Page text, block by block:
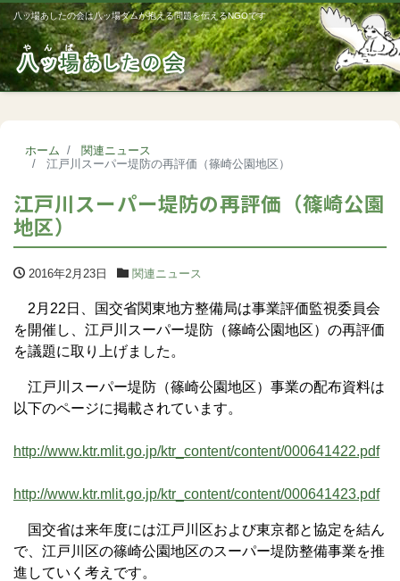
八ッ場あしたの会は八ッ場ダムが抱える問題を伝えるNGOです
ホーム
関連ニュース
江戸川スーパー堤防の再評価（篠崎公園地区）
江戸川スーパー堤防の再評価（篠崎公園
地区）
2016年2月23日 関連ニュース
2月22日、国交省関東地方整備局は事業評価監視委員会
を開催し、江戸川スーパー堤防（篠崎公園地区）の再評価
を議題に取り上げました。
江戸川スーパー堤防（篠崎公園地区）事業の配布資料は
以下のページに掲載されています。
http://www.ktr.mlit.go.jp/ktr_content/content/000641422.pdf
http://www.ktr.mlit.go.jp/ktr_content/content/000641423.pdf
国交省は来年度には江戸川区および東京都と協定を結ん
で、江戸川区の篠崎公園地区のスーパー堤防整備事業を推
進していく考えです。